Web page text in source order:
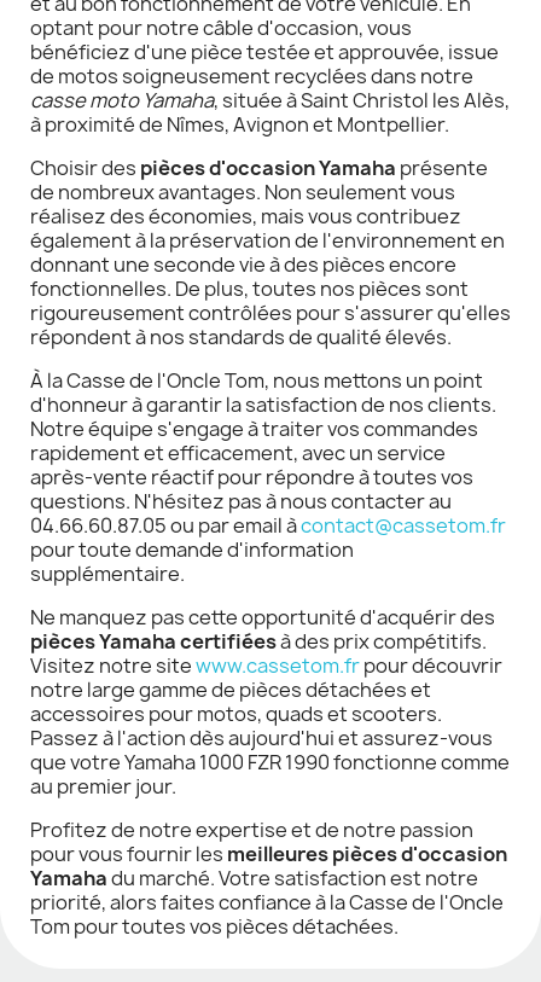
optant pour notre câble d'occasion, vous
bénéficiez d'une pièce testée et approuvée, issue
de motos soigneusement recyclées dans notre
casse moto Yamaha, située à Saint Christol les Alès,
à proximité de Nîmes, Avignon et Montpellier.
Choisir des pièces d'occasion Yamaha présente
de nombreux avantages. Non seulement vous
réalisez des économies, mais vous contribuez
également à la préservation de l'environnement en
donnant une seconde vie à des pièces encore
fonctionnelles. De plus, toutes nos pièces sont
rigoureusement contrôlées pour s'assurer qu'elles
répondent à nos standards de qualité élevés.
À la Casse de l'Oncle Tom, nous mettons un point
d'honneur à garantir la satisfaction de nos clients.
Notre équipe s'engage à traiter vos commandes
rapidement et efficacement, avec un service
après-vente réactif pour répondre à toutes vos
questions. N'hésitez pas à nous contacter au
04.66.60.87.05 ou par email àcontact@cassetom.fr
pour toute demande d'information
supplémentaire.
Ne manquez pas cette opportunité d'acquérir des
pièces Yamaha certifiéesà des prix compétitifs.
Visitez notre sitewww.cassetom.frpour découvrir
notre large gamme de pièces détachées et
accessoires pour motos, quads et scooters.
Passez à l'action dès aujourd'hui et assurez-vous
que votre Yamaha 1000 FZR 1990 fonctionne comme
au premier jour.
Profitez de notre expertise et de notre passion
pour vous fournir les meilleures pièces d'occasion
Yamahadu marché. Votre satisfaction est notre
priorité, alors faites confiance à la Casse de l'Oncle
Tom pour toutes vos pièces détachées.